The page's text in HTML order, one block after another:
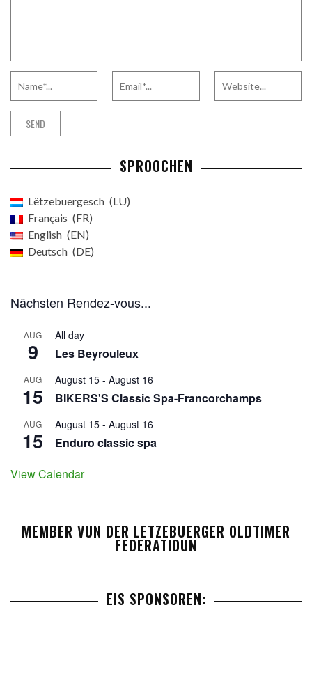
SPROOCHEN
Lëtzebuergesch
LU
Français
FR
English
EN
Deutsch
DE
Nächsten Rendez-vous...
AUG
9
All day
Les Beyrouleux
AUG
15
August 15 - August 16
BIKERS'S Classic Spa-Francorchamps
AUG
15
August 15 - August 16
Enduro classic spa
View Calendar
MEMBER VUN DER LETZEBUERGER OLDTIMER
FEDERATIOUN
EIS SPONSOREN: